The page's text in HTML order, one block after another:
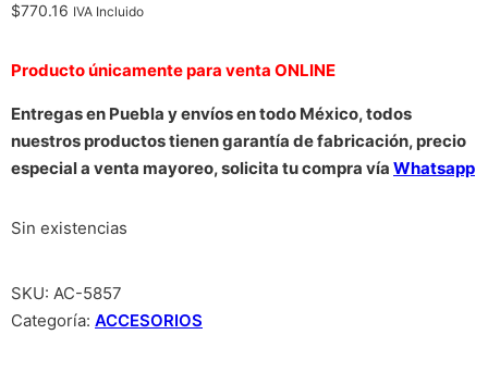
$770.16 IVA Incluido
Producto únicamente para venta ONLINE
Entregas en Puebla y envíos en todo México, todos
nuestros productos tienen garantía de fabricación, precio
especial a venta mayoreo, solicita tu compra vía Whatsapp
Sin existencias
SKU: AC-5857
Categoría: ACCESORIOS